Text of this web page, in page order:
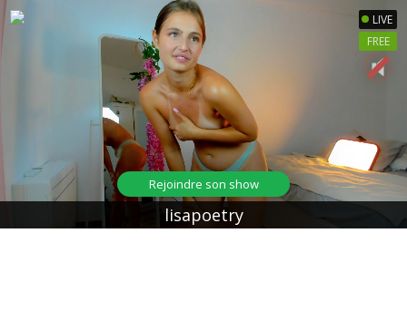
LIVE
FREE
lisapoetry
Rejoindre son show